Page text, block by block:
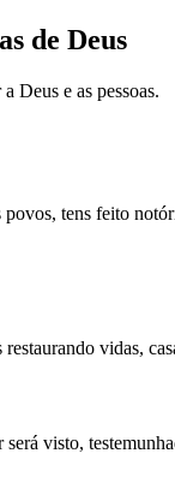
de Deus
Deus e as pessoas.
povos, tens feito
vidas,
visto,